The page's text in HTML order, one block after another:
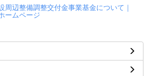
周辺整備調整交付金事業基金について｜
ームページ